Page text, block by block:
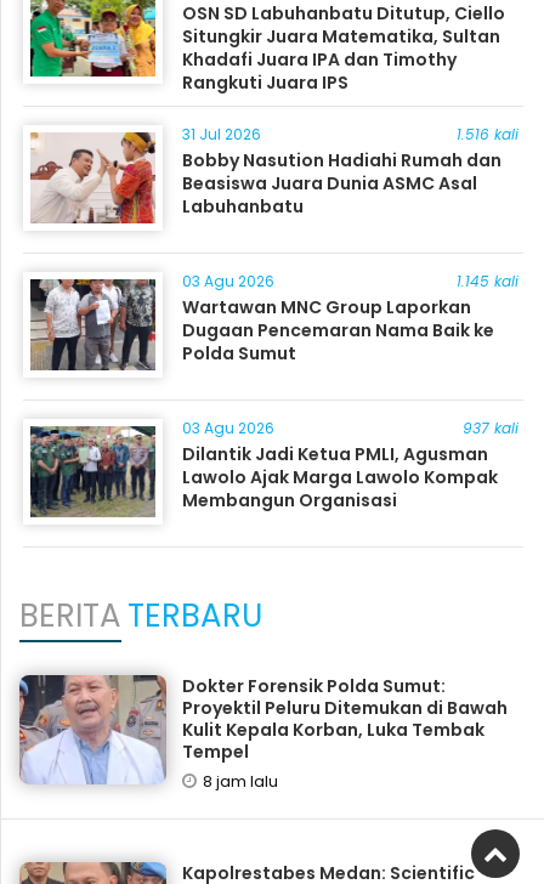
OSN SD Labuhanbatu Ditutup, Ciello
Situngkir Juara Matematika, Sultan
Khadafi Juara IPA dan Timothy
Rangkuti Juara IPS
31 Jul 2026 1.516 kali
Bobby Nasution Hadiahi Rumah dan
Beasiswa Juara Dunia ASMC Asal
Labuhanbatu
03 Agu 2026 1.145 kali
Wartawan MNC Group Laporkan
Dugaan Pencemaran Nama Baik ke
Polda Sumut
03 Agu 2026 937 kali
Dilantik Jadi Ketua PMLI, Agusman
Lawolo Ajak Marga Lawolo Kompak
Membangun Organisasi
BERITATERBARU
Dokter Forensik Polda Sumut:
Proyektil Peluru Ditemukan di Bawah
Kulit Kepala Korban, Luka Tembak
Tempel
8 jam lalu
Kapolrestabes Medan: Scientific